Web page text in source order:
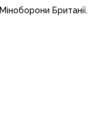
Міноборони Британії.